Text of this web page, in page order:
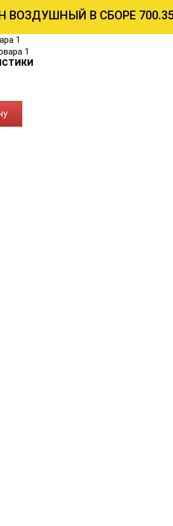
ВОЗДУШНЫЙ В СБОРЕ